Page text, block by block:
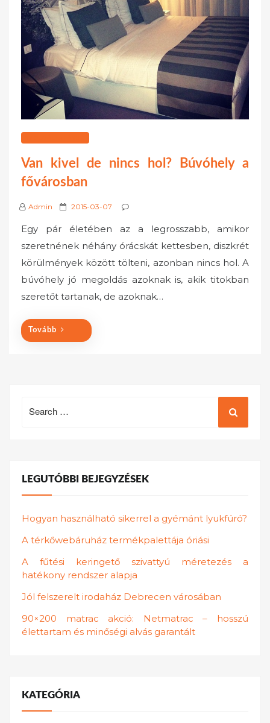
Van kivel de nincs hol? Búvóhely a
fővárosban
Admin
P
t
e
d
o
2015-03-07
Egy pár életében az a legrosszabb, amikor
szeretnének néhány órácskát kettesben, diszkrét
körülmények között tölteni, azonban nincs hol. A
búvóhely jó megoldás azoknak is, akik titokban
szeretőt tartanak, de azoknak…
Tovább
for:
LEGUTÓBBI BEJEGYZÉSEK
Hogyan használható sikerrel a gyémánt lyukfúró?
A térkőwebáruház termékpalettája óriási
A fűtési keringető szivattyú méretezés a
hatékony rendszer alapja
Jól felszerelt irodaház Debrecen városában
90×200 matrac akció: Netmatrac – hosszú
élettartam és minőségi alvás garantált
KATEGÓRIA